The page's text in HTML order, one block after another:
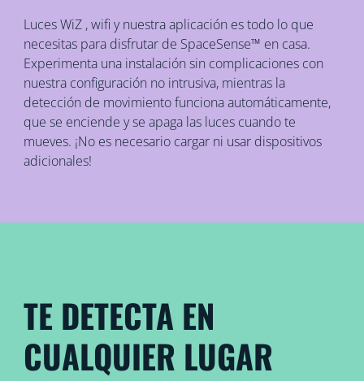
Luces WiZ , wifi y nuestra aplicación es todo lo que
necesitas para disfrutar de SpaceSense™ en casa.
Experimenta una instalación sin complicaciones con
nuestra configuración no intrusiva, mientras la
detección de movimiento funciona automáticamente,
que se enciende y se apaga las luces cuando te
mueves. ¡No es necesario cargar ni usar dispositivos
adicionales!
TE DETECTA EN
CUALQUIER LUGAR